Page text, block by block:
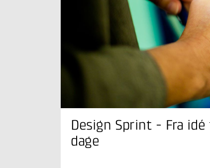
Design Sprint - Fra
dage